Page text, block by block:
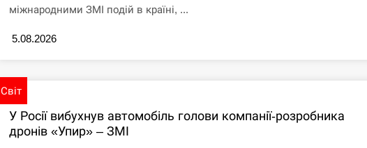
міжнародними ЗМІ подій в країні, ...
5.08.2026
Світ
У Росії вибухнув автомобіль голови компанії-розробника
дронів «Упир» – ЗМІ